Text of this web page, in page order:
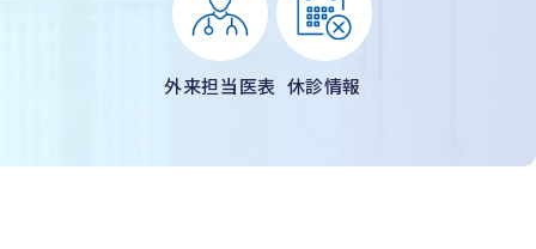
外来担当医表 休診情報